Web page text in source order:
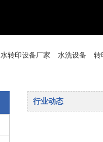
水转印设备厂家 水洗设备 转
行业动态